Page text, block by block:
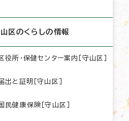
区のくらしの情報
役所・保健センター案内［守山区］
出と証明［守山区］
民健康保険［守山区］